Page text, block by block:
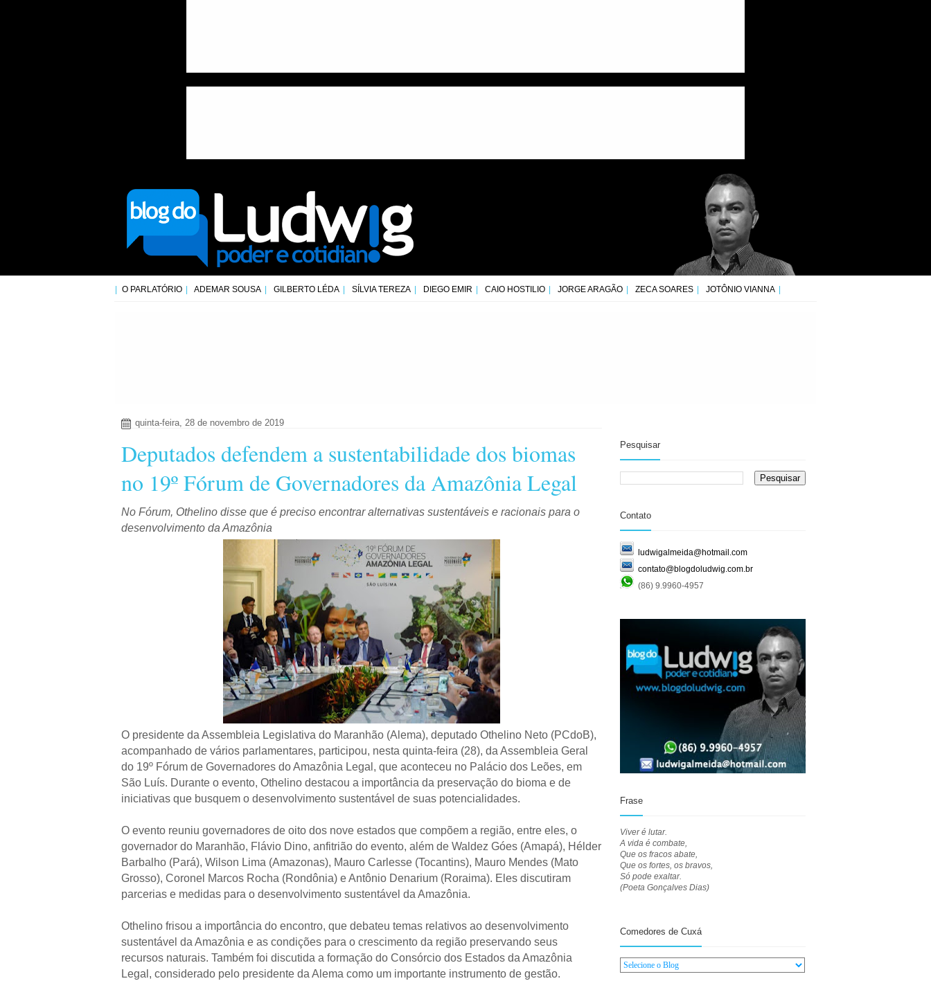
O PARLATÓRIO ADEMAR SOUSA GILBERTO LÉDA SÍLVIA TEREZA DIEGO EMIR CAIO HOSTILIO JORGE ARAGÃO ZECA SOARES JOTÔNIO VIANNA
quinta-feira, 28 de novembro de 2019
Deputados defendem a sustentabilidade dos biomas
no 19º Fórum de Governadores da Amazônia Legal
No Fórum, Othelino disse que é preciso encontrar alternativas sustentáveis e racionais para o
desenvolvimento da Amazônia
O presidente da Assembleia Legislativa do Maranhão (Alema), deputado Othelino Neto (PCdoB),
acompanhado de vários parlamentares, participou, nesta quinta-feira (28), da Assembleia Geral
do 19º Fórum de Governadores do Amazônia Legal, que aconteceu no Palácio dos Leões, em
São Luís. Durante o evento, Othelino destacou a importância da preservação do bioma e de
iniciativas que busquem o desenvolvimento sustentável de suas potencialidades.
O evento reuniu governadores de oito dos nove estados que compõem a região, entre eles, o
governador do Maranhão, Flávio Dino, anfitrião do evento, além de Waldez Góes (Amapá), Hélder
Barbalho (Pará), Wilson Lima (Amazonas), Mauro Carlesse (Tocantins), Mauro Mendes (Mato
Grosso), Coronel Marcos Rocha (Rondônia) e Antônio Denarium (Roraima). Eles discutiram
parcerias e medidas para o desenvolvimento sustentável da Amazônia.
Othelino frisou a importância do encontro, que debateu temas relativos ao desenvolvimento
sustentável da Amazônia e as condições para o crescimento da região preservando seus
recursos naturais. Também foi discutida a formação do Consórcio dos Estados da Amazônia
Legal, considerado pelo presidente da Alema como um importante instrumento de gestão.
Pesquisar
Contato
ludwigalmeida@hotmail.com
contato@blogdoludwig.com.br
(86) 9.9960-4957
Frase
Viver é lutar.
A vida é combate,
Que os fracos abate,
Que os fortes, os bravos,
Só pode exaltar.
(Poeta Gonçalves Dias)
Comedores de Cuxá